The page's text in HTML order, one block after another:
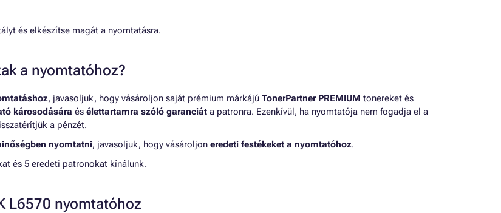
és elkészítse magát a nyomtatásra.
a nyomtatóhoz?
, javasoljuk, hogy vásároljon saját prémium márkájú TonerPartner PREMIUM tonereket és
károsodására és élettartamra szóló garanciát a patronra. Ezenkívül, ha nyomtatója nem fogadja el a
a pénzét.
nyomtatni, javasoljuk, hogy vásároljon eredeti festékeket a nyomtatóhoz.
és 5 eredeti patronokat kínálunk.
L6570 nyomtatóhoz